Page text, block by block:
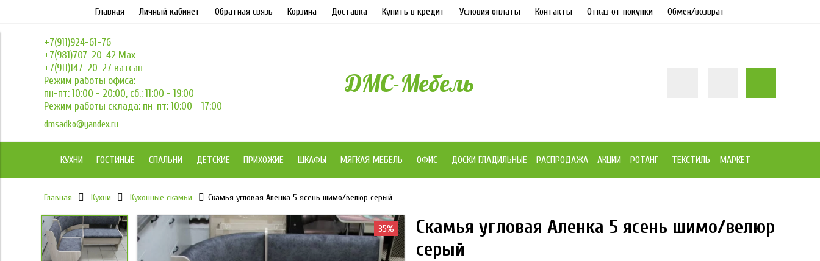
Главная Личный кабинет Обратная связь Корзина Доставка Купить в кредит Условия оплаты Контакты Отказ от покупки Обмен/возврат
+7(911)924-61-76
+7(981)707-20-42 Max
+7(911)147-20-27 ватсап
Режим работы офиса:
пн-пт: 10:00 - 20:00, сб.: 11:00 - 19:00
Режим работы склада: пн-пт: 10:00 - 17:00
dmsadko@yandex.ru
ДМС-Мебель
КУХНИ ГОСТИНЫЕ СПАЛЬНИ ДЕТСКИЕ ПРИХОЖИЕ ШКАФЫ МЯГКАЯ МЕБЕЛЬ ОФИС ДОСКИ ГЛАДИЛЬНЫЕ РАСПРОДАЖА АКЦИИ РОТАНГ ТЕКСТИЛЬ МАРКЕТ
Главная Кухни Кухонные скамьи Скамья угловая Аленка 5 ясень шимо/велюр серый
35% 35%
Скамья угловая Аленка 5 ясень шимо/велюр
серый